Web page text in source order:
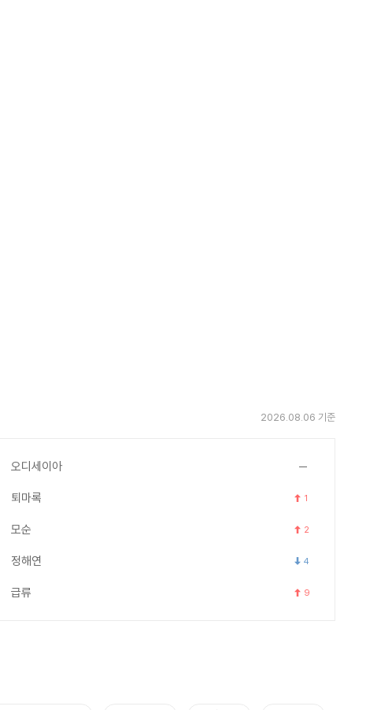
2026.08.06 기준
오디세이아
퇴마록 1
모순 2
정해연 4
급류 9